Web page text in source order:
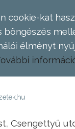
cookie-kat
böngészés
élményt
Csengettyű